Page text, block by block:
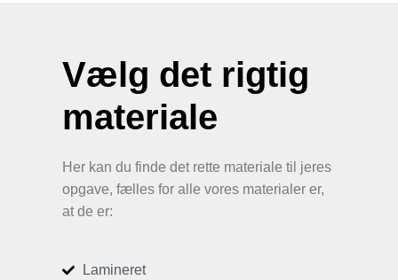
Vælg det rigtig
materiale
Her kan du finde det rette materiale til jeres
opgave, fælles for alle vores materialer er,
at de er:
Lamineret